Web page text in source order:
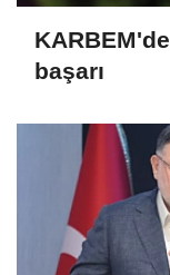
başarı